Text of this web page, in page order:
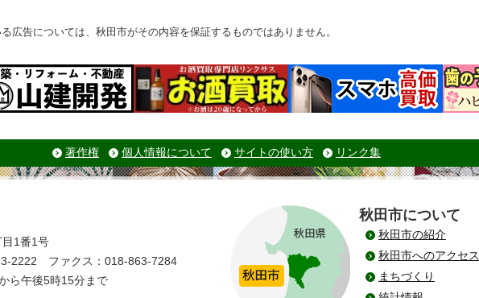
広告については、秋田市がその内容を保証するものではありません。
著作権 個人情報について サイトの使い方 リンク集
1番1号
2222 ファクス：018-863-7284
ら午後5時15分まで
秋田市について
秋田市の紹介
秋田市へのアクセス
まちづくり